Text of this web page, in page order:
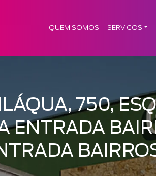
QUEM SOMOS SERVIÇOS
750,
ENTRADA